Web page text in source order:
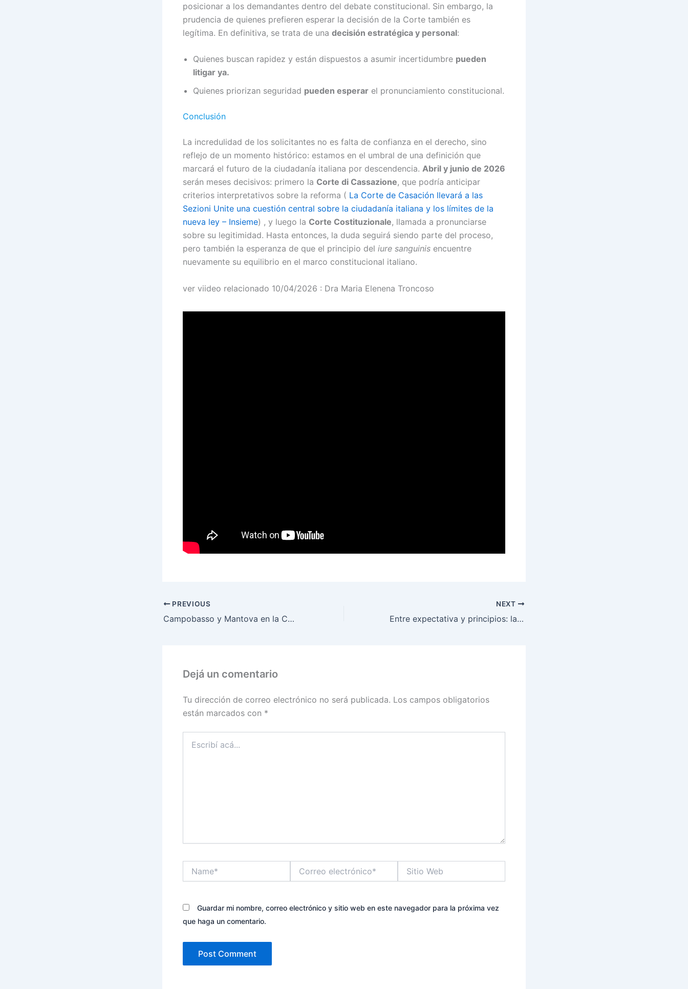
posicionar a los demandantes dentro del debate constitucional. Sin embargo, la
prudencia de quienes prefieren esperar la decisión de la Corte también es
legítima. En definitiva, se trata de una decisión estratégica y personal:
Quienes buscan rapidez y están dispuestos a asumir incertidumbre pueden
litigar ya.
Quienes priorizan seguridad pueden esperar el pronunciamiento constitucional.
Conclusión
La incredulidad de los solicitantes no es falta de confianza en el derecho, sino
reflejo de un momento histórico: estamos en el umbral de una definición que
marcará el futuro de la ciudadanía italiana por descendencia. Abril y junio de 2026
serán meses decisivos: primero la Corte di Cassazione, que podría anticipar
criterios interpretativos sobre la reforma ( La Corte de Casación llevará a las
Sezioni Unite una cuestión central sobre la ciudadanía italiana y los límites de la
nueva ley – Insieme) , y luego la Corte Costituzionale, llamada a pronunciarse
sobre su legitimidad. Hasta entonces, la duda seguirá siendo parte del proceso,
pero también la esperanza de que el principio del iure sanguinis encuentre
nuevamente su equilibrio en el marco constitucional italiano.
ver viideo relacionado 10/04/2026 : Dra Maria Elenena Troncoso
PREVIOUS
Campobasso y Mantova en la Corte: tres casos que pueden cambiar la ciudadanía italiana
NEXT
Entre expectativa y principios: la Corte italiana frente al derecho de sangre
Dejá un comentario
Tu dirección de correo electrónico no será publicada. Los campos obligatorios
están marcados con *
acá...
electrónico*
Web
Guardar mi nombre, correo electrónico y sitio web en este navegador para la próxima vez
que haga un comentario.